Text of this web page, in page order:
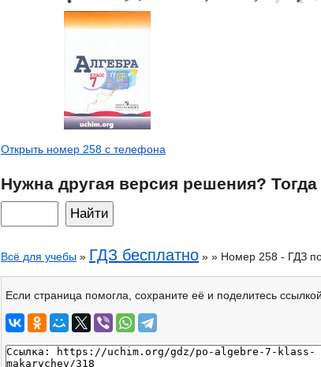
Открыть номер 258 с телефона
Нужна другая версия решения?
Всё для учебы » ГДЗ бесплатно » » Номер 258 - ГДЗ
Если страница помогла, сохраните её и поделитесь